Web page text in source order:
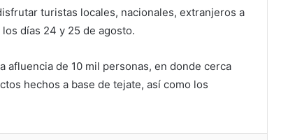
turistas locales, nacionales, extranjeros a
días 24 y 25 de agosto.
afluencia de 10 mil personas, en donde cerca
hechos a base de tejate, así como los